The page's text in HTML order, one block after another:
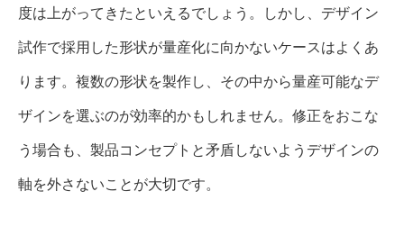
度は上がってきたといえるでしょう。しかし、デザイン
試作で採用した形状が量産化に向かないケースはよくあ
ります。複数の形状を製作し、その中から量産可能なデ
ザインを選ぶのが効率的かもしれません。修正をおこな
う場合も、製品コンセプトと矛盾しないようデザインの
軸を外さないことが大切です。